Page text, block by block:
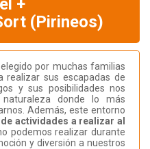
+
(Pirineos)
por muchas familias
realizar sus escapadas de
y sus posibilidades nos
donde lo más
Además, este entorno
actividades a realizar al
podemos realizar durante
y diversión a nuestros